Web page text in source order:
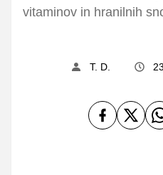
vitaminov in hranilnih
T. D.